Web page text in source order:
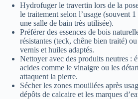
Hydrofuger le travertin lors de la
le traitement selon l’usage (souvent
une salle de bain très utilisée).
Préférer des essences de bois
résistantes (teck, chêne bien traité)
vernis et huiles adaptés.
Nettoyer avec des produits neutres :
acides comme le vinaigre ou les
attaquent la pierre.
Sécher les zones mouillées après
dépôts de calcaire et les marques